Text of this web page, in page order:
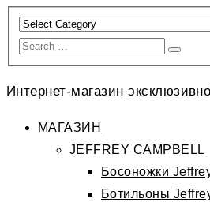
Интернет-магазин
МАГАЗИН
JEFFREY CAMPBELL
Босоножки
Ботильоны